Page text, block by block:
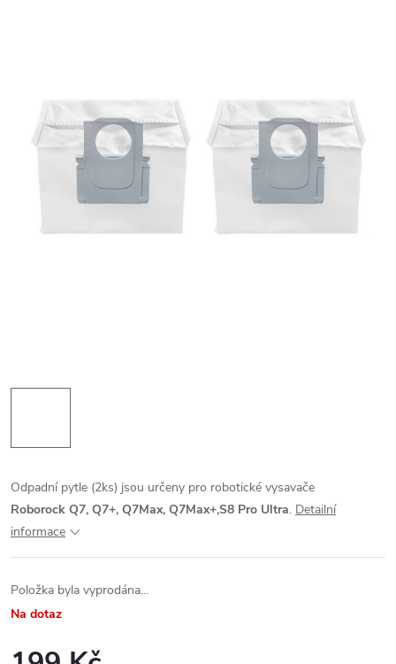
Odpadní pytle (2ks) jsou určeny pro robotické vysavače
Roborock Q7, Q7+, Q7Max, Q7Max+,S8 Pro Ultra. Detailní
informace
Položka byla vyprodána…
Na dotaz